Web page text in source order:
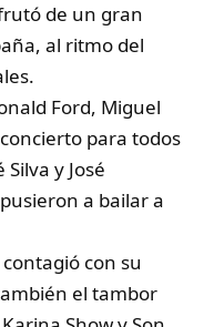
de un gran
al ritmo del
Ford, Miguel
para todos
y José
a bailar a
con su
el tambor